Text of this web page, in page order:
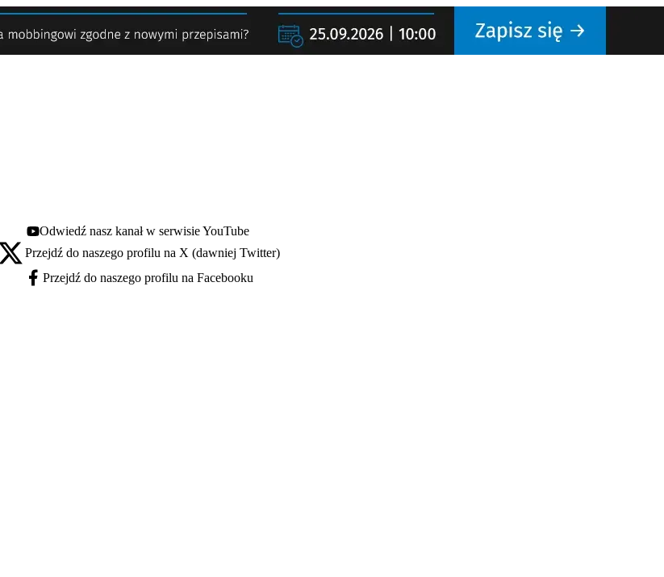
Youtube - otwiera się w nowej karcie
Odwiedź nasz kanał w serwisie YouTube
X - otwiera się w nowej karcie
Przejdź do naszego profilu na X (dawniej Twitter)
Facebook - otwiera się w nowej karcie
Przejdź do naszego profilu na Facebooku